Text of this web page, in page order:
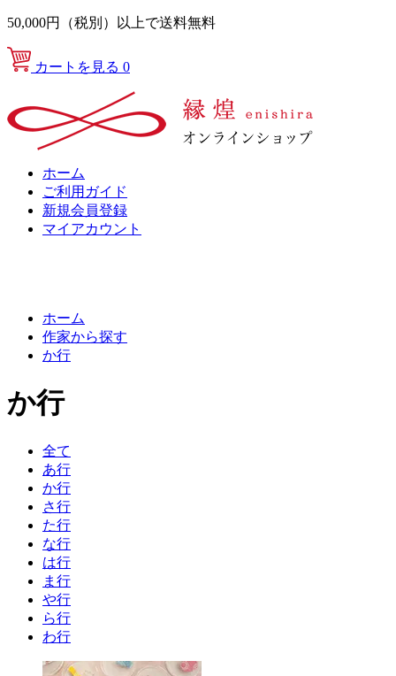
50,000円（税別）以上で送料無料
カートを見る 0
ホーム
ご利用ガイド
新規会員登録
マイアカウント
ホーム
作家から探す
か行
か行
全て
あ行
か行
さ行
た行
な行
は行
ま行
や行
ら行
わ行